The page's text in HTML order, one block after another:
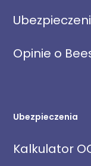
Opinie o
Ubezpieczenia
Kalkulator